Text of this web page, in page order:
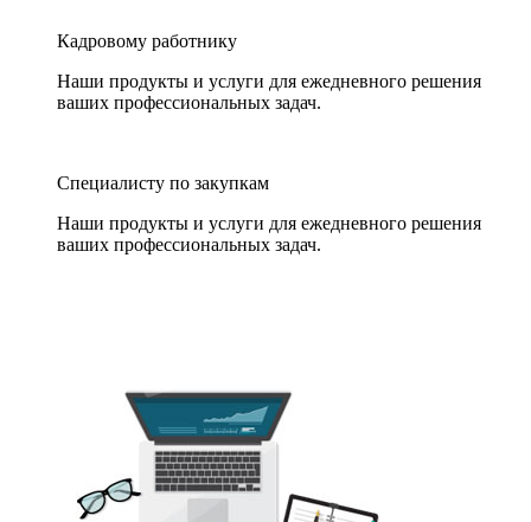
Кадровому работнику
Наши продукты и услуги для ежедневного решения
ваших профессиональных задач.
Специалисту по закупкам
Наши продукты и услуги для ежедневного решения
ваших профессиональных задач.